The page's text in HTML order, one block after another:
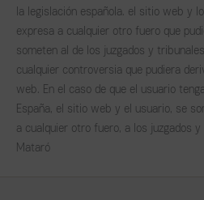
la legislación española. el sitio web y
expresa a cualquier otro fuero que
someten al de los juzgados y
cualquier controversia que pudiera
web. En el caso de que el usuario
España, el sitio web y el usuario, se
a cualquier otro fuero, a los juzgados
Mataró